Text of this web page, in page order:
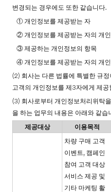
변경되는 경우에도 또한 같습니다.
① 개인정보를 제공받는 자
② 개인정보를 제공받는 자의 개
③ 제공하는 개인정보의 항목
④ 개인정보를 제공받는 자의 개
(2) 회사는 다른 법률에 특별한 규
고객의 개인정보를 제3자에게 제
(3) 회사로부터 개인정보처리위탁
을 하는 업무의 내용은 아래와 같습
제공대상
이용목적
차량 구매 고객
이벤트, 캠페인
참여 고객 대상
서비스 제공 및
기타 마케팅 활